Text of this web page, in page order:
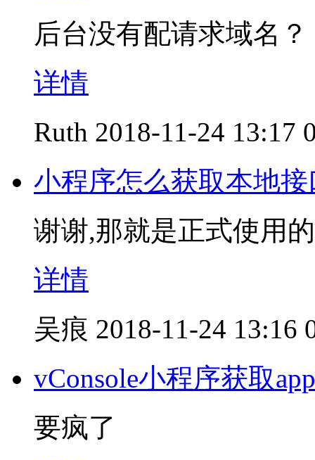
后台没有配请求域名？
详情
Ruth 2018-11-24 13:17
小程序怎么获取本地接
谢谢,那就是正式使用
详情
吴痕 2018-11-24 13:16
vConsole小程序获取
要疯了